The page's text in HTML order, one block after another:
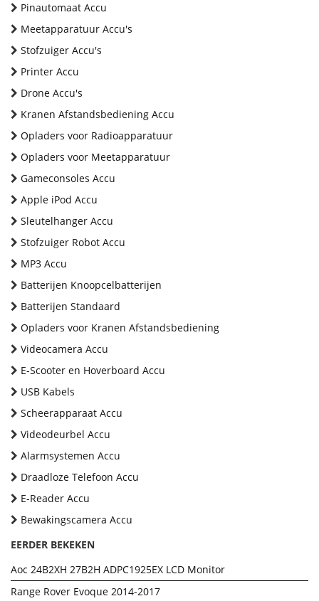
Pinautomaat Accu
Meetapparatuur Accu's
Stofzuiger Accu's
Printer Accu
Drone Accu's
Kranen Afstandsbediening Accu
Opladers voor Radioapparatuur
Opladers voor Meetapparatuur
Gameconsoles Accu
Apple iPod Accu
Sleutelhanger Accu
Stofzuiger Robot Accu
MP3 Accu
Batterijen Knoopcelbatterijen
Batterijen Standaard
Opladers voor Kranen Afstandsbediening
Videocamera Accu
E-Scooter en Hoverboard Accu
USB Kabels
Scheerapparaat Accu
Videodeurbel Accu
Alarmsystemen Accu
Draadloze Telefoon Accu
E-Reader Accu
Bewakingscamera Accu
EERDER BEKEKEN
Aoc 24B2XH 27B2H ADPC1925EX LCD Monitor
Range Rover Evoque 2014-2017